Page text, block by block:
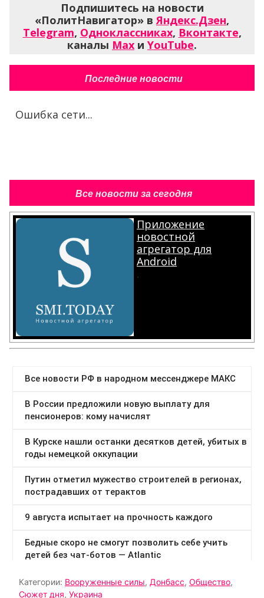
Подпишитесь на новости
«ПолитНавигатор» вЯндекс.Дзен,
Telegram, Одноклассниках, Вконтакте,
каналы Max и YouTube.
Последние новости
Ошибка сети...
Все новости за сегодня
Приложение
новостной
агрегатор для
Android
.
Категории: Вооруженные силы, Донбасс, Общество,
Сюжет дня, Украина